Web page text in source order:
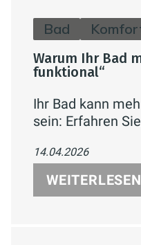
Bad
Warum Ihr Bad
funktional“
Ihr Bad kann
sein: Erfahren
aus dem
komfortable
Tag machen.
14.04.2026
WEITERLESEN